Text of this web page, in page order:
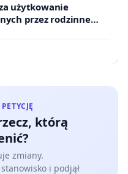
użytkowanie
przez rodzinne
którą
zmiany.
i podjął